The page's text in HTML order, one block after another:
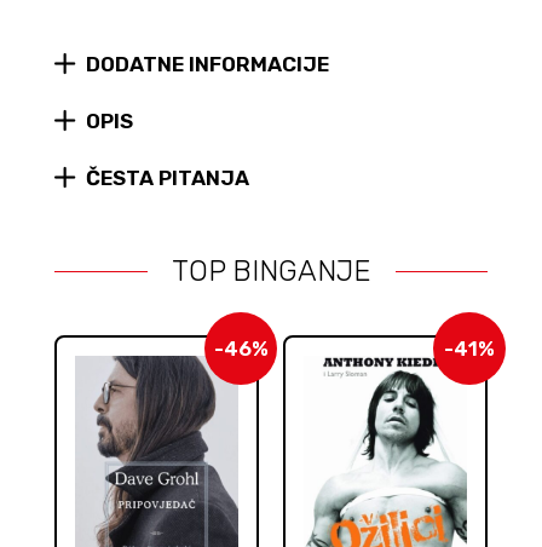
productDODATNE INFORMACIJE
OPIS
ČESTA PITANJA
TOP BINGANJE
-46% -41%